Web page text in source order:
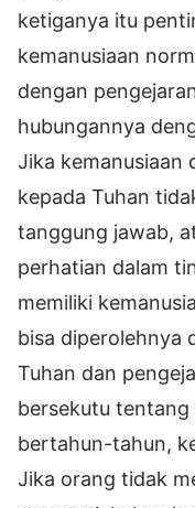
ketiganya itu
kemanusiaan
dengan
hubungannya
Jika kemanusiaan
kepada Tuhan
tanggung jawab,
perhatian dalam
memiliki
bisa diperolehnya
Tuhan dan
bersekutu tentang
bertahun-tahun,
Jika orang tidak